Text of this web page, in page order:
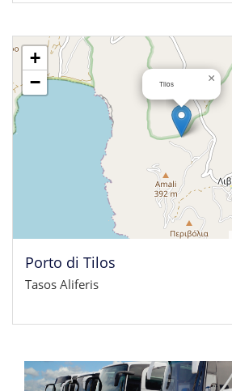
Tilos ×
+
−
Porto di Tilos
Tasos Aliferis